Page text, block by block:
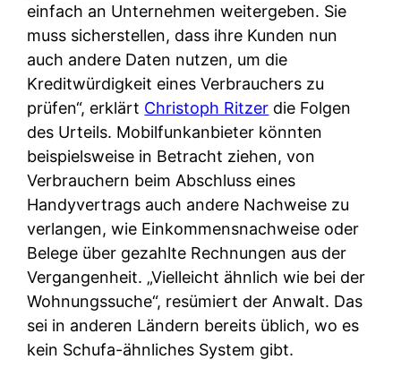
einfach an Unternehmen weitergeben. Sie
muss sicherstellen, dass ihre Kunden nun
auch andere Daten nutzen, um die
Kreditwürdigkeit eines Verbrauchers zu
prüfen“, erklärt Christoph Ritzer die Folgen
des Urteils. Mobilfunkanbieter könnten
beispielsweise in Betracht ziehen, von
Verbrauchern beim Abschluss eines
Handyvertrags auch andere Nachweise zu
verlangen, wie Einkommensnachweise oder
Belege über gezahlte Rechnungen aus der
Vergangenheit. „Vielleicht ähnlich wie bei der
Wohnungssuche“, resümiert der Anwalt. Das
sei in anderen Ländern bereits üblich, wo es
kein Schufa-ähnliches System gibt.